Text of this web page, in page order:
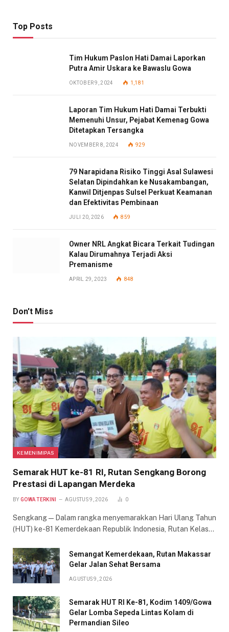
Top Posts
Tim Hukum Paslon Hati Damai Laporkan
Putra Amir Uskara ke Bawaslu Gowa
OKTOBER 9, 2024 1,181
Laporan Tim Hukum Hati Damai Terbukti
Memenuhi Unsur, Pejabat Kemenag Gowa
Ditetapkan Tersangka
NOVEMBER 8, 2024 929
79 Narapidana Risiko Tinggi Asal Sulawesi
Selatan Dipindahkan ke Nusakambangan,
Kanwil Ditjenpas Sulsel Perkuat Keamanan
dan Efektivitas Pembinaan
JULI 20, 2026 859
Owner NRL Angkat Bicara Terkait Tudingan
Kalau Dirumahnya Terjadi Aksi
Premanisme
APRIL 29, 2023 848
Don't Miss
KEMENIMIPAS
Semarak HUT ke-81 RI, Rutan Sengkang Borong
Prestasi di Lapangan Merdeka
BY GOWA TERKINI AGUSTUS 9, 2026 0
Sengkang — Dalam rangka menyemarakkan Hari Ulang Tahun
(HUT) ke-81 Kemerdekaan Republik Indonesia, Rutan Kelas…
Semangat Kemerdekaan, Rutan Makassar
Gelar Jalan Sehat Bersama
AGUSTUS 9, 2026
Semarak HUT RI Ke-81, Kodim 1409/Gowa
Gelar Lomba Sepeda Lintas Kolam di
Permandian Sileo